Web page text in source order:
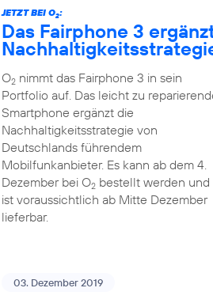
JETZT BEI O2:
Das Fairphone 3
O2nimmt das Fairphone 3 in sein
Portfolio auf. Das leicht zu
Smartphone ergänzt die
Nachhaltigkeitsstrategie von
Deutschlands führendem
Mobilfunkanbieter. Es kann ab dem 4.
Dezember bei O2bestellt werden und
ist voraussichtlich ab Mitte Dezember
lieferbar.
03. Dezember 2019